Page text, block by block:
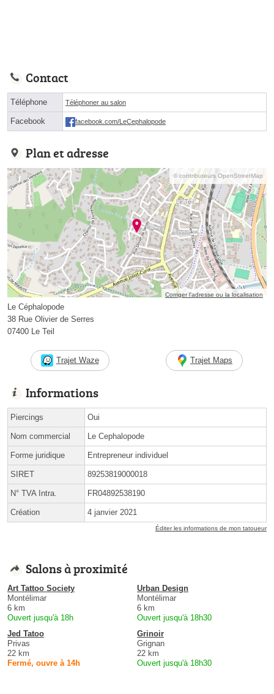
Contact
Téléphone Téléphoner au salon
Facebook facebook.com/LeCephalopode
Plan et adresse
© contributeurs OpenStreetMap
Corriger l’adresse ou la localisation
Le Céphalopode
38 Rue Olivier de Serres
07400 Le Teil
Trajet Waze Trajet Maps
Informations
Piercings Oui
Nom commercial Le Cephalopode
Forme juridique Entrepreneur individuel
SIRET 89253819000018
N° TVA Intra. FR04892538190
Création 4 janvier 2021
Éditer les informations de mon tatoueur
Salons à proximité
Art Tattoo Society
Montélimar
6 km
Ouvert jusqu'à 18h
Urban Design
Montélimar
6 km
Ouvert jusqu'à 18h30
Jed Tatoo
Privas
22 km
Fermé, ouvre à 14h
Grinoir
Grignan
22 km
Ouvert jusqu'à 18h30